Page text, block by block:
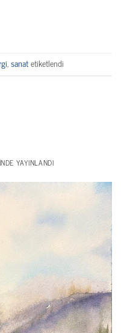
,sanatetiketlendi
YAYINLANDI